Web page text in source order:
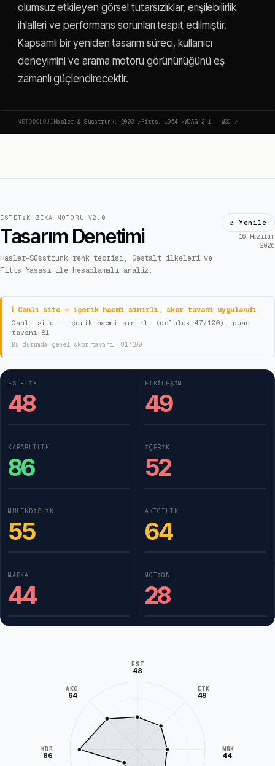
olumsuz etkileyen görsel tutarsızlıklar, erişilebilirlik
ihlalleri ve performans sorunları tespit edilmiştir.
Kapsamlı bir yeniden tasarım süreci, kullanıcı
deneyimini ve arama motoru görünürlüğünü eş
zamanlı güçlendirecektir.
METODOLOJIHasler & Süsstrunk, 2003 ↗Fitts, 1954 ↗WCAG 2.1 — W3C ↗
ESTETIK ZEKA MOTORU V2.0
Tasarım Denetimi
Hasler-Süsstrunk renk teorisi, Gestalt ilkeleri ve
Fitts Yasası ile hesaplamalı analiz.
↺ Yenile
16 Haziran
2026
ℹ Canlı site — içerik hacmi sınırlı, skor tavanı uygulandı
Canlı site — içerik hacmi sınırlı (doluluk 47/100), puan
tavanı 81
Bu durumda genel skor tavanı: 81/100
ESTETIK
48
ETKILEŞIM
49
KARARLILIK
86
İÇERIK
52
MÜHENDISLIK
55
AKICILIK
64
MARKA
44
MOTION
28
EST
48
ETK
49
MRK
44
KRR
86
AKC
64